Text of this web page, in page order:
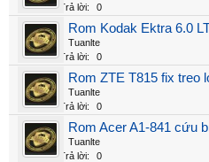
Trả lời:
0
Rom Kodak Ektra 6.0
Tuanlte
Trả lời:
0
Rom ZTE T815 fix treo
Tuanlte
Trả lời:
0
Rom Acer A1-841 cứu
Tuanlte
Trả lời:
0